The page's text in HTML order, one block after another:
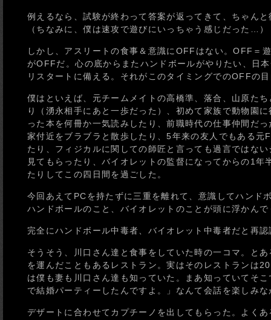
例えるなら、試験が終わって答案が返ってきて、ちゃん
（ちなみに、僕は速攻で遊びにいっちゃう感じだった…）
しかし、アスリートの食事＆意識にOFFはない。OFF＝
がOFFだ。心の底からまたハンドボールがやりたい、日
リスタートに備える。それがこのタイミングでのOFFの
僕はといえば、元チームメイトの高橋準、落合、山原た
り（湧永相手にあと一歩だった）、初めて家族で動物園
った本を何冊か一気読みしたり、前職時代の仕事仲間だ
家付近をブラブラと散歩したり、5年来の友人でもある
たり、フィジカルに関しての師匠と言っても過言ではな
見てもらったり、バイオレットの監督になってからの1
たりしてこの四日間を過ごした。
今回あえてPCを持たずに三重を離れて、意識してハンド
ハンドボールのこと、バイオレットのことが頭に浮かん
完全にハンドボール中毒者、バイオレット中毒者だと再
そうそう、川口さん達と食事をしていた時の一コマ。と
を運んだこともあるレストラン。実はそのレストランは
は僕も妻も川口さん達も知っていた。まあ知っていてそ
で結婚パーティーしたんですよ。」なんて会話を楽しみ
デザートに合わせてカプチーノを出してもらった。よく